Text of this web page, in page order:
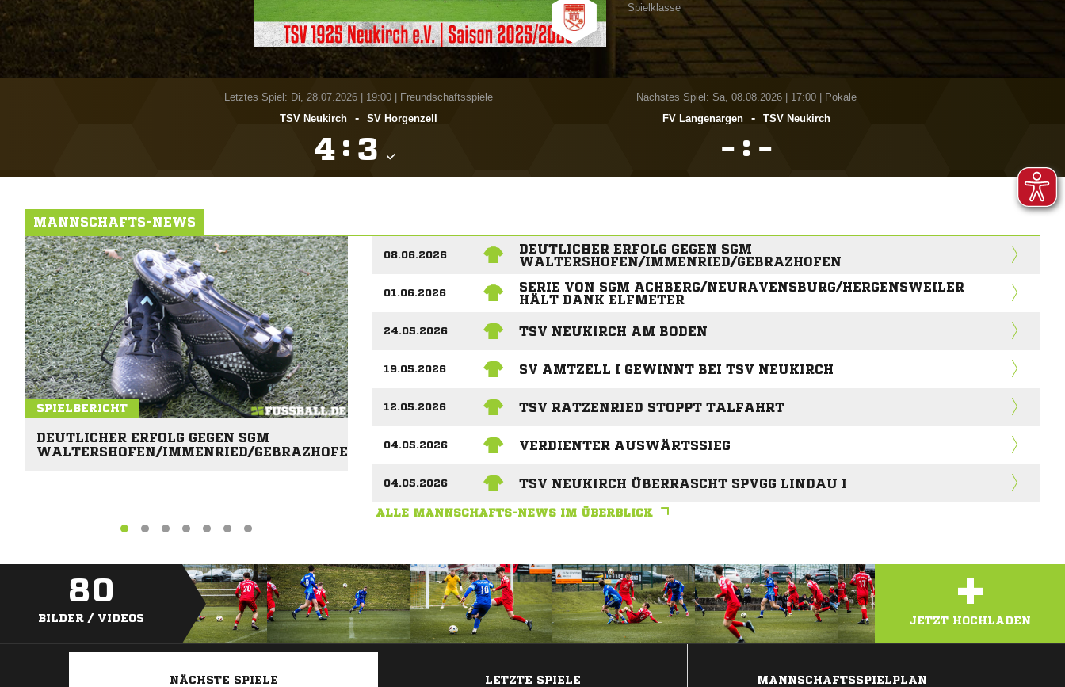
Spielklasse
Letztes Spiel: Di, 28.07.2026| 19:00 | Freundschaftsspiele
TSV Neukirch
- SV Horgenzell
 : 
Nächstes Spiel: Sa, 08.08.2026
17:00 | Pokale
FV Langenargen
- TSV Neukirch
 : 
MANNSCHAFTS-NEWS
SPIELBERICHT
DEUTLICHER ERFOLG GEGEN SGM
WALTERSHOFEN/IMMENRIED/GEBRAZHOFEN
08.06.2026
DEUTLICHER ERFOLG GEGEN SGM
WALTERSHOFEN/IMMENRIED/GEBRAZHOFEN
01.06.2026
SERIE VON SGM ACHBERG/NEURAVENSBURG/HERGENSWEILER
HÄLT DANK ELFMETER
24.05.2026 TSV NEUKIRCH AM BODEN
19.05.2026 SV AMTZELL I GEWINNT BEI TSV NEUKIRCH
12.05.2026 TSV RATZENRIED STOPPT TALFAHRT
04.05.2026 VERDIENTER AUSWÄRTSSIEG
04.05.2026 TSV NEUKIRCH ÜBERRASCHT SPVGG LINDAU I
ALLE MANNSCHAFTS-NEWS IM ÜBERBLICK
80
BILDER / VIDEOS +
JETZT HOCHLADEN
NÄCHSTE SPIELE LETZTE SPIELE MANNSCHAFTSSPIELPLAN